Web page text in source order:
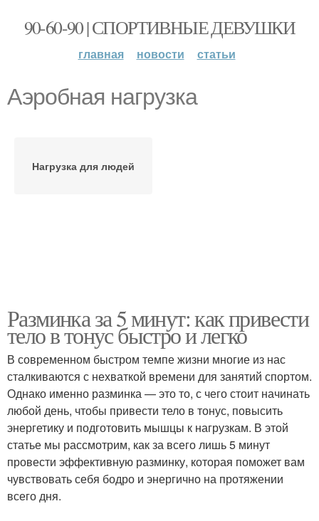
90-60-90 | СПОРТИВНЫЕ ДЕВУШКИ
главная новости статьи
Аэробная нагрузка
Нагрузка для людей
Разминка за 5 минут: как привести
тело в тонус быстро и легко
В современном быстром темпе жизни многие из нас
сталкиваются с нехваткой времени для занятий спортом.
Однако именно разминка — это то, с чего стоит начинать
любой день, чтобы привести тело в тонус, повысить
энергетику и подготовить мышцы к нагрузкам. В этой
статье мы рассмотрим, как за всего лишь 5 минут
провести эффективную разминку, которая поможет вам
чувствовать себя бодро и энергично на протяжении
всего дня.